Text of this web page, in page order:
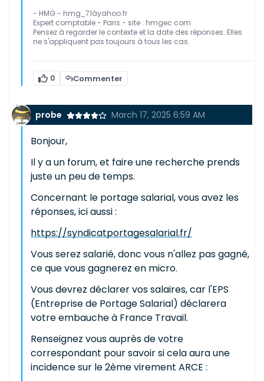
- HMG - hmg_71àyahoo.fr
Expert comptable - Paris - site : hmgec com
Pensez à regarder le contexte et la date des réponses. Elles
ne s'appliquent pas toujours à tous les cas.
0 Commenter
probe March 17, 2025 6:59 AM
Bonjour,
Il y a un forum, et faire une recherche prends
juste un peu de temps.
Concernant le portage salarial, vous avez les
réponses, ici aussi :
https://syndicatportagesalarial.fr/
Vous serez salarié, donc vous n'allez pas gagné,
ce que vous gagnerez en micro.
Vous devrez déclarer vos salaires, car l'EPS
(Entreprise de Portage Salarial) déclarera
votre embauche à France Travail.
Renseignez vous auprès de votre
correspondant pour savoir si cela aura une
incidence sur le 2ème virement ARCE :